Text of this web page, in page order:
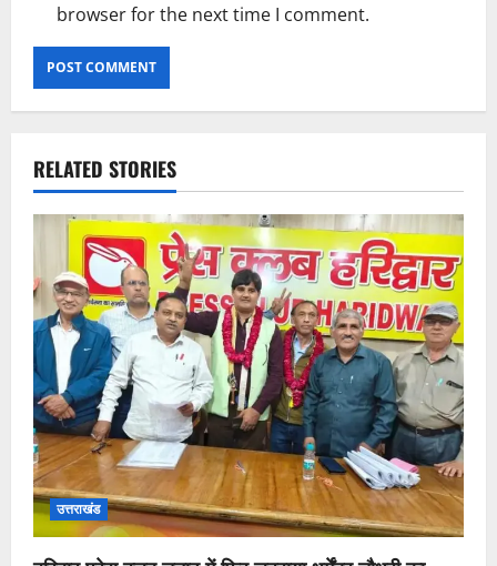
browser for the next time I comment.
RELATED STORIES
उत्तराखंड